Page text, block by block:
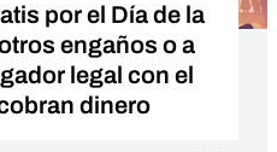
por el Día de la
engaños o a
legal con el
dinero